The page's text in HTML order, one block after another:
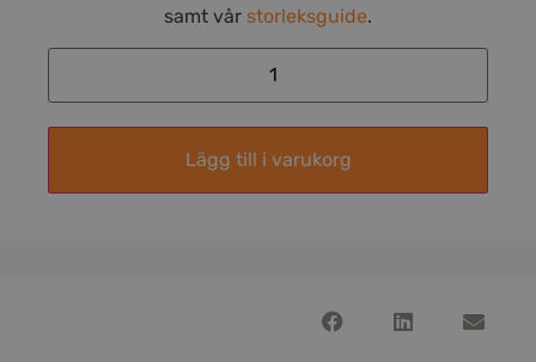
samt vår storleksguide.
Lägg till i varukorg